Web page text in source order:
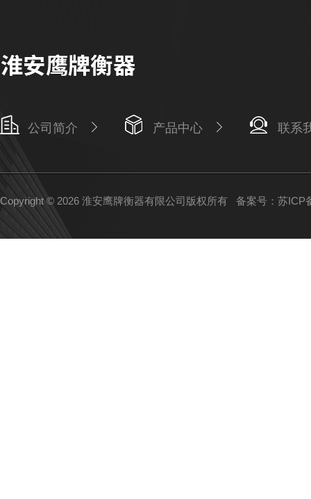
公司简介 产品中心 联系
Copyright © 2026 淮安鹰牌衡器有限公司版权所有 备案号：苏ICP